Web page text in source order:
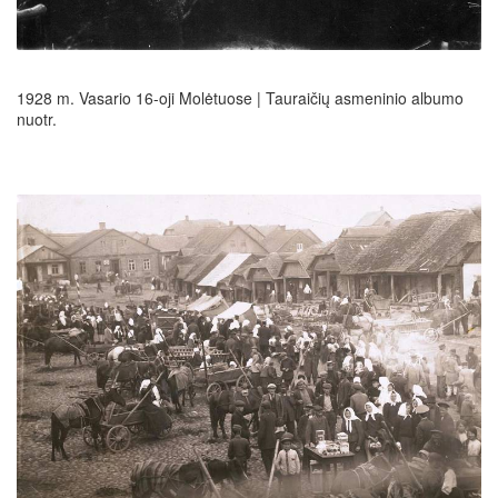
1928 m. Vasario 16-oji Molėtuose | Tauraičių asmeninio albumo
nuotr.